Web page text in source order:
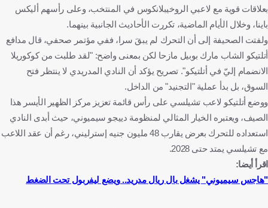
بعلاقات قوية مع لاعبي الروخيبلانكوس في المنتخب، وعلى رأسهم أليكس
باينا، وخلال الأيام الماضية، تكررت الأحاديث الجانبية بينهما.
ولفتت الصحيفة إلى أن التحرك لم يبقَ سرا، ففي مؤتمر صحفي، قال مدافع
أتلتيكو الشاب مارك بوبيل مازحا لكن بمعنى واضح: "لقد طلبت من كوكوريلا
الانضمام إليّ في أتلتيكو". تصريح يؤكد أن النادي المدريدي لا ينتظر فتح
السوق، بل بدأ عملية "التجنيد" من الداخل.
ووضع أتلتيكو لاعب تشيلسي على رأس قائمة تعزيز مركز الظهير الأيسر هذا
الصيف، ويعتبره الخيار المثالي لمنظومة دييجو سيميوني، حيث أبدى النادي
استعداده للتحرك بعرض يقارب 48 مليون جنيه إسترليني، رغم أن عقد اللاعب
مع تشيلسي يمتد حتى 2028.
اقرأ أيضا:
"هاجس سيميوني" يشغل بال ريال مدريد.. ويضع ليفربول تحت الضغط